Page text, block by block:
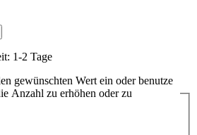
1-2 Tage
gewünschten Wert ein oder benutze
Anzahl zu erhöhen oder zu